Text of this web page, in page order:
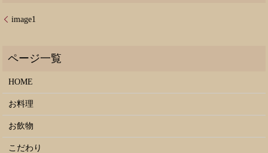
image1
HOME
お料理
お飲物
こだわり